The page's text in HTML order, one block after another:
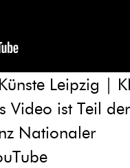
Leipzig |
Video ist Teil
Nationaler